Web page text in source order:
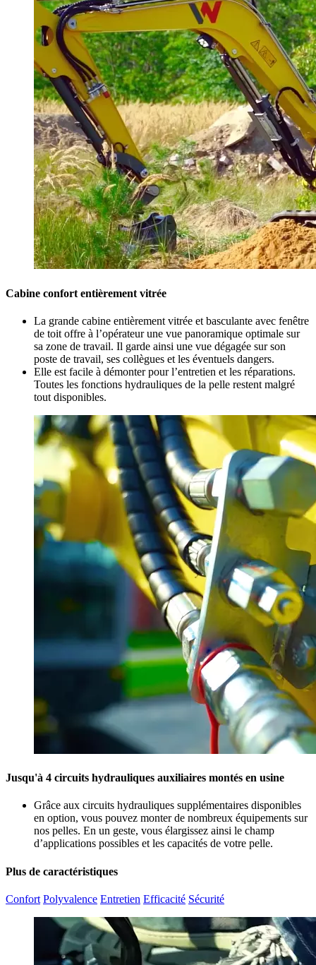
Cabine confort entièrement vitrée
La grande cabine entièrement vitrée et basculante avec fenêtre
de toit offre à l’opérateur une vue panoramique optimale sur
sa zone de travail. Il garde ainsi une vue dégagée sur son
poste de travail, ses collègues et les éventuels dangers.
Elle est facile à démonter pour l’entretien et les réparations.
Toutes les fonctions hydrauliques de la pelle restent malgré
tout disponibles.
Jusqu'à 4 circuits hydrauliques auxiliaires montés en usine
Grâce aux circuits hydrauliques supplémentaires disponibles
en option, vous pouvez monter de nombreux équipements sur
nos pelles. En un geste, vous élargissez ainsi le champ
d’applications possibles et les capacités de votre pelle.
Plus de caractéristiques
Confort Polyvalence Entretien Efficacité Sécurité